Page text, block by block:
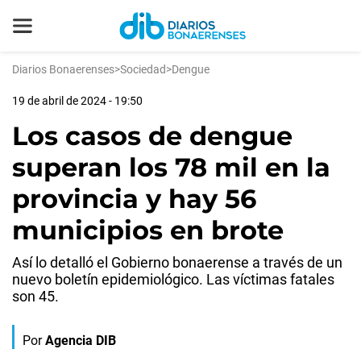
Diarios Bonaerenses>Sociedad>Dengue
19 de abril de 2024 - 19:50
Los casos de dengue
superan los 78 mil en la
provincia y hay 56
municipios en brote
Así lo detalló el Gobierno bonaerense a través de un
nuevo boletín epidemiológico. Las víctimas fatales
son 45.
Por Agencia DIB